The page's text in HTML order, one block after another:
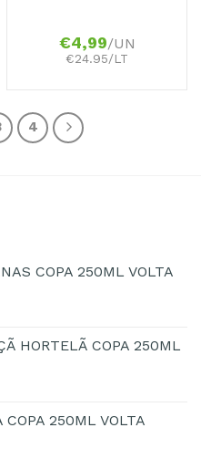
€4,99/UN
€24.95/LT
4
COPA 250ML VOLTA
HORTELÃ COPA 250ML
250ML VOLTA